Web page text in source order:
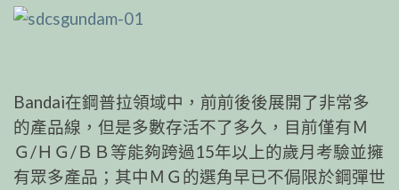
Bandai在鋼普拉領域中，前前後後展開了非常多
的產品線，但是多數存活不了多久，目前僅有Ｍ
Ｇ/ＨＧ/ＢＢ等能夠跨過15年以上的歲月考驗並擁
有眾多產品；其中ＭＧ的選角早已不侷限於鋼彈世